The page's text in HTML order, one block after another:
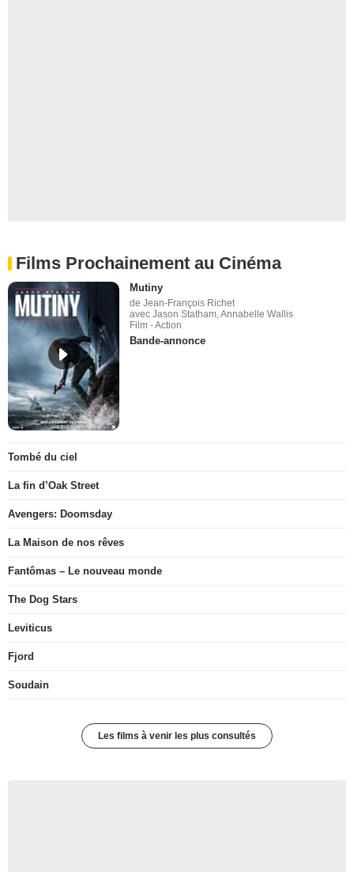
Films Prochainement au Cinéma
Mutiny
de Jean-François Richet
avec Jason Statham, Annabelle Wallis
Film - Action
Bande-annonce
Tombé du ciel
La fin d’Oak Street
Avengers: Doomsday
La Maison de nos rêves
Fantômas – Le nouveau monde
The Dog Stars
Leviticus
Fjord
Soudain
Les films à venir les plus consultés